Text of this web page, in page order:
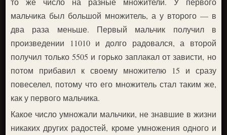
мальчика был большой множитель, а у второго — в
два раза меньше. Первый мальчик получил в
произведении 11010 и долго радовался, а второй
получил только 5505 и горько заплакал от зависти, но
потом прибавил к своему множителю 15 и сразу
повеселел, потому что его множитель стал таким же,
как у первого мальчика.
Какое число умножали мальчики, не знавшие в жизни
никаких других радостей, кроме умножения одного и